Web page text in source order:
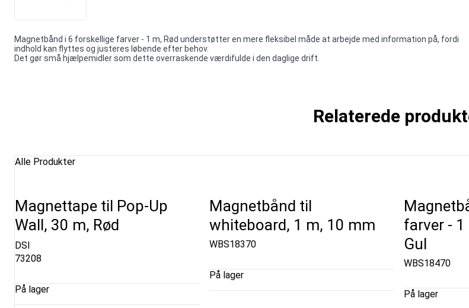
Magnetbånd i 6 forskellige farver - 1 m, Rød understøtter en mere fleksibel måde at arbejde med information på, fordi
indhold kan flyttes og justeres løbende efter behov.
Det gør små hjælpemidler som dette overraskende værdifulde i den daglige drift.
Relaterede
Alle Produkter
Magnettape til Pop-Up
Wall, 30 m, Rød
DSI
73208
På lager
Magnetbånd til
whiteboard, 1 m, 10 mm
WBS18370
På lager
farver -
Gul
WBS18470
På lager